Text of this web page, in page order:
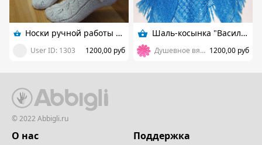
Носки ручной работы "Белый листопад"
User ID: 1303 1200,00 руб
Шаль-косынка "Васильковая"
Душевное вязание от Елены 1200,00 руб
© 2022 Abbigli.ru
О нас
Поддержка